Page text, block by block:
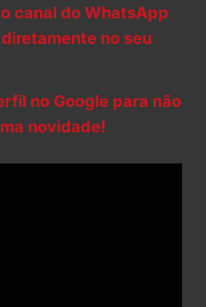
canal do WhatsApp
no seu
no Google para não
novidade!